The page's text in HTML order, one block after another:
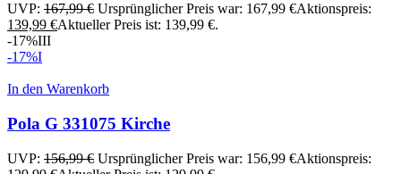
UVP: 167,99€ Ursprünglicher Preis war: 167,99 €Aktionspreis:
139,99 €Aktueller Preis ist: 139,99 €.
-17%III
-17%I
In den Warenkorb
Pola G 331075 Kirche
UVP: 156,99€ Ursprünglicher Preis war: 156,99 €Aktionspreis: